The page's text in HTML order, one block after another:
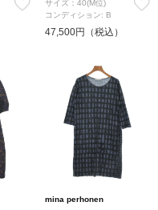
サイズ：40(M位)
コンディション: B
47,500円（税込）
mina perhonen